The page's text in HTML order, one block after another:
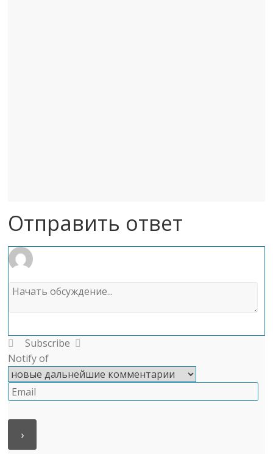
Отправить ответ
Subscribe
Notify of